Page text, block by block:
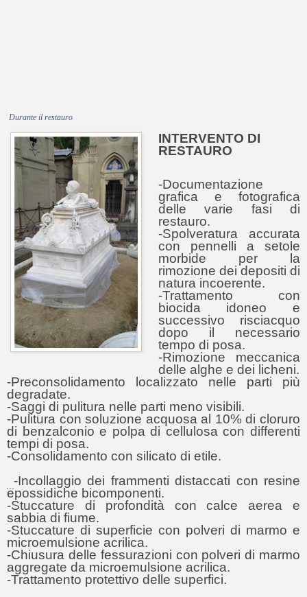
Durante il restauro
INTERVENTO DI
RESTAURO
-Documentazione
grafica e fotografica
delle varie fasi di
restauro.
-Spolveratura accurata
con pennelli a setole
morbide per la
rimozione dei depositi di
natura incoerente.
-Trattamento con
biocida idoneo e
successivo risciacquo
dopo il necessario
tempo di posa.
-Rimozione meccanica
delle alghe e dei licheni.
-Preconsolidamento localizzato nelle parti più
degradate.
-Saggi di pulitura nelle parti meno visibili.
-Pulitura con soluzione acquosa al 10% di cloruro
di benzalconio e polpa di cellulosa con differenti
tempi di posa.
-Consolidamento con silicato di etile.
-Incollaggio dei frammenti distaccati con resine
epossidiche bicomponenti.
-Stuccature di profondità con calce aerea e
sabbia di fiume.
-Stuccature di superficie con polveri di marmo e
microemulsione acrilica.
-Chiusura delle fessurazioni con polveri di marmo
aggregate da microemulsione acrilica.
-Trattamento protettivo delle superfici.